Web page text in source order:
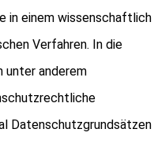
in einem wissenschaftlich
Verfahren. In die
unter anderem
Datenschutzgrundsätzen